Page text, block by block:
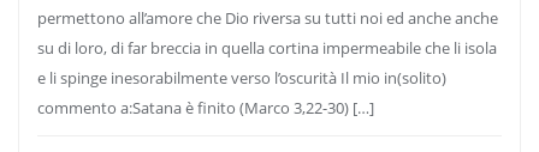
permettono all’amore che Dio riversa su tutti noi ed anche anche
su di loro, di far breccia in quella cortina impermeabile che li isola
e li spinge inesorabilmente verso l’oscurità Il mio in(solito)
commento a:Satana è finito (Marco 3,22-30) […]